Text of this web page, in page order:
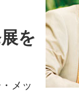
を
メッ